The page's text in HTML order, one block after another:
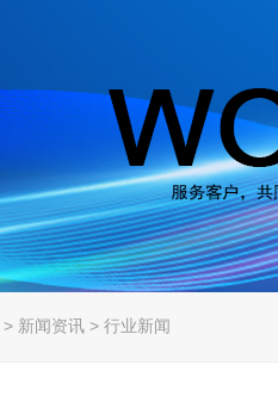
> 新闻资讯 > 行业新闻